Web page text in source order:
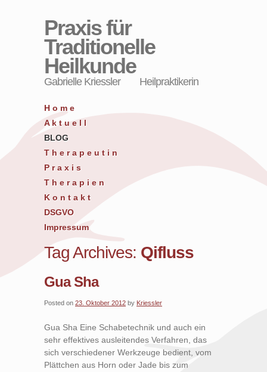
Praxis für
Traditionelle
Heilkunde
Gabrielle Kriessler Heilpraktikerin
H o m e
A k t u e l l
BLOG
T h e r a p e u t i n
P r a x i s
T h e r a p i e n
K o n t a k t
DSGVO
Impressum
Tag Archives: Qifluss
Gua Sha
Posted on 23. Oktober 2012 by Kriessler
Gua Sha Eine Schabetechnik und auch ein
sehr effektives ausleitendes Verfahren, das
sich verschiedener Werkzeuge bedient, vom
Plättchen aus Horn oder Jade bis zum